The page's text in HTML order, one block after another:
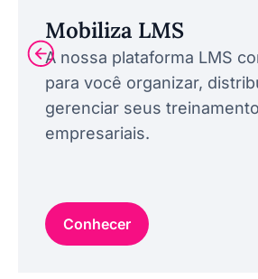
Mobiliza LMS
A nossa plataforma LMS
para você organizar,
gerenciar seus
empresariais.
Conhecer